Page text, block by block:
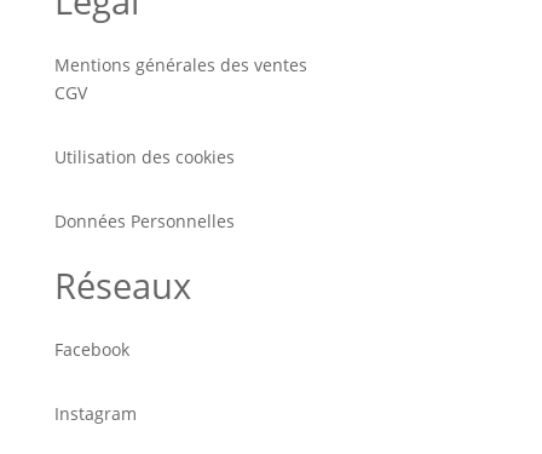
Mentions générales des ventes
CGV
Utilisation des cookies
Données Personnelles
Réseaux
Facebook
Instagram